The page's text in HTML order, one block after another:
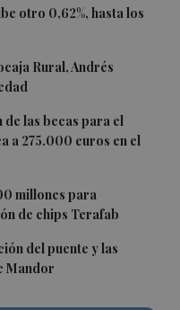
otro 0,62%, hasta los
Rural, Andrés
de las becas para el
a 275.000 euros en el
millones para
de chips Terafab
del puente y las
Mandor